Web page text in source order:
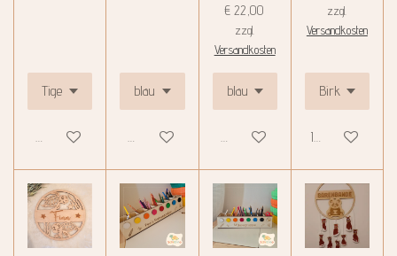
Details anzeigen Details anzeigen
€ 22,00
zzgl.
Versandkosten
Details anzeigen
zzgl.
Versandkosten
In den